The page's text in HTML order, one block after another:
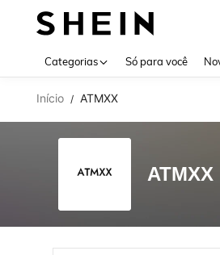
Categorias Só para você
Início / ATMXX
ATMXX